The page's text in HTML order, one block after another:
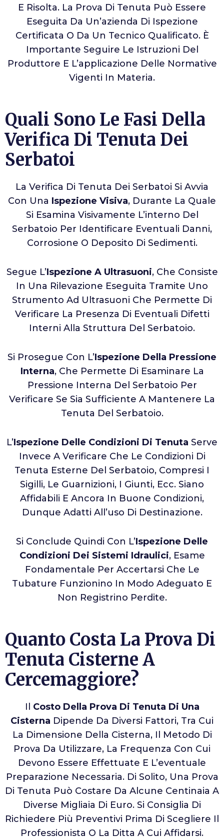
E Risolta. La Prova Di Tenuta Può Essere
Eseguita Da Un’azienda Di Ispezione
Certificata O Da Un Tecnico Qualificato. È
Importante Seguire Le Istruzioni Del
Produttore E L’applicazione Delle Normative
Vigenti In Materia.
Quali Sono Le Fasi Della
Verifica Di Tenuta Dei
Serbatoi
La Verifica Di Tenuta Dei Serbatoi Si Avvia
Con Una Ispezione Visiva, Durante La Quale
Si Esamina Visivamente L’interno Del
Serbatoio Per Identificare Eventuali Danni,
Corrosione O Deposito Di Sedimenti.
Segue L’Ispezione A Ultrasuoni, Che Consiste
In Una Rilevazione Eseguita Tramite Uno
Strumento Ad Ultrasuoni Che Permette Di
Verificare La Presenza Di Eventuali Difetti
Interni Alla Struttura Del Serbatoio.
Si Prosegue Con L’Ispezione Della Pressione
Interna, Che Permette Di Esaminare La
Pressione Interna Del Serbatoio Per
Verificare Se Sia Sufficiente A Mantenere La
Tenuta Del Serbatoio.
L’Ispezione Delle Condizioni Di Tenuta Serve
Invece A Verificare Che Le Condizioni Di
Tenuta Esterne Del Serbatoio, Compresi I
Sigilli, Le Guarnizioni, I Giunti, Ecc. Siano
Affidabili E Ancora In Buone Condizioni,
Dunque Adatti All’uso Di Destinazione.
Si Conclude Quindi Con L’Ispezione Delle
Condizioni Dei Sistemi Idraulici, Esame
Fondamentale Per Accertarsi Che Le
Tubature Funzionino In Modo Adeguato E
Non Registrino Perdite.
Quanto Costa La Prova Di
Tenuta Cisterne A
Cercemaggiore?
Il Costo Della Prova Di Tenuta Di Una
Cisterna Dipende Da Diversi Fattori, Tra Cui
La Dimensione Della Cisterna, Il Metodo Di
Prova Da Utilizzare, La Frequenza Con Cui
Devono Essere Effettuate E L’eventuale
Preparazione Necessaria. Di Solito, Una Prova
Di Tenuta Può Costare Da Alcune Centinaia A
Diverse Migliaia Di Euro. Si Consiglia Di
Richiedere Più Preventivi Prima Di Scegliere Il
Professionista O La Ditta A Cui Affidarsi.